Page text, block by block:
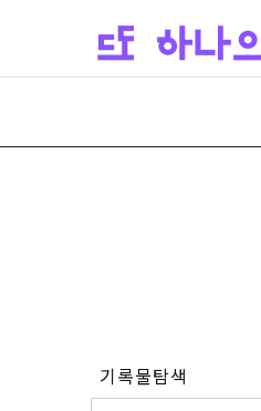
기록물탐색